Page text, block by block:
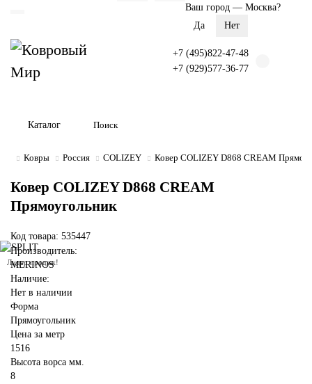
Ваш город — Москва?
+7 (495)822-47-48
+7 (929)577-36-77
Каталог
Ковры Россия COLIZEY Ковер COLIZEY D868 CREAM
Ковер COLIZEY D868 CREAM
Прямоугольник
Код товара: 535447
Лидер продаж!
Производитель:
MERINOS
Наличие:
Нет в наличии
Форма
Прямоугольник
Цена за метр
1516
Высота ворса мм.
8